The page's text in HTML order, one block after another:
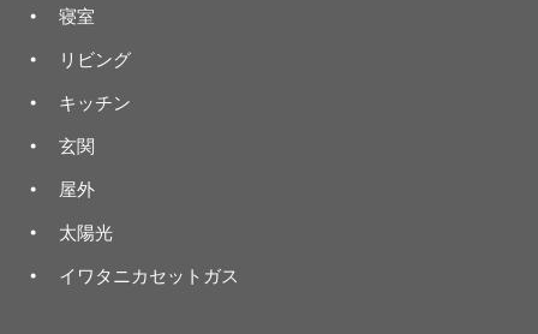
寝室
リビング
キッチン
玄関
屋外
太陽光
イワタニカセットガス